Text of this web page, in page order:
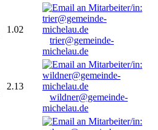
1.02
trier@gemeinde-
michelau.de
2.13
wildner@gemeinde-
michelau.de